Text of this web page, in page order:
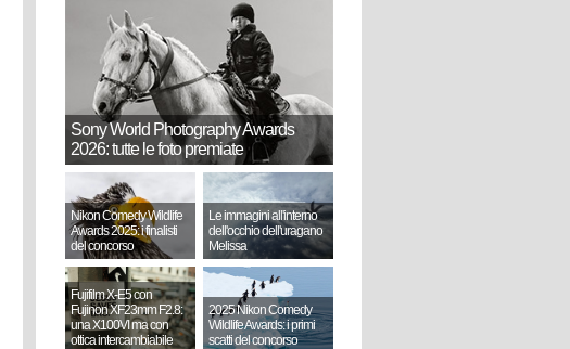
Sony World Photography Awards
2026: tutte le foto premiate
Nikon Comedy Wildlife
Awards 2025: i finalisti
del concorso
Le immagini all'interno
dell'occhio dell'uragano
Melissa
Fujifilm X-E5 con
Fujinon XF23mm F2.8:
una X100VI ma con
ottica intercambiabile
2025 Nikon Comedy
Wildlife Awards: i primi
scatti del concorso